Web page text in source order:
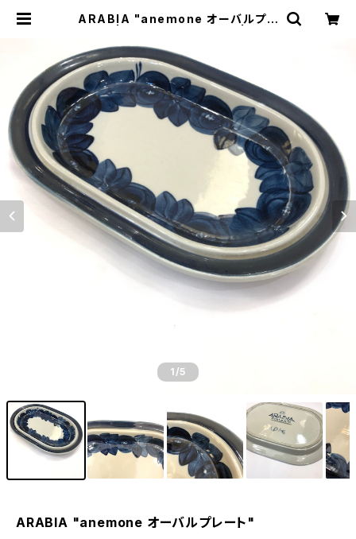
ARABIA "anemone オーバルプレ
区神楽坂のリサイクルショップ・古着
1 /5
ARABIA "anemone オーバルプレート"